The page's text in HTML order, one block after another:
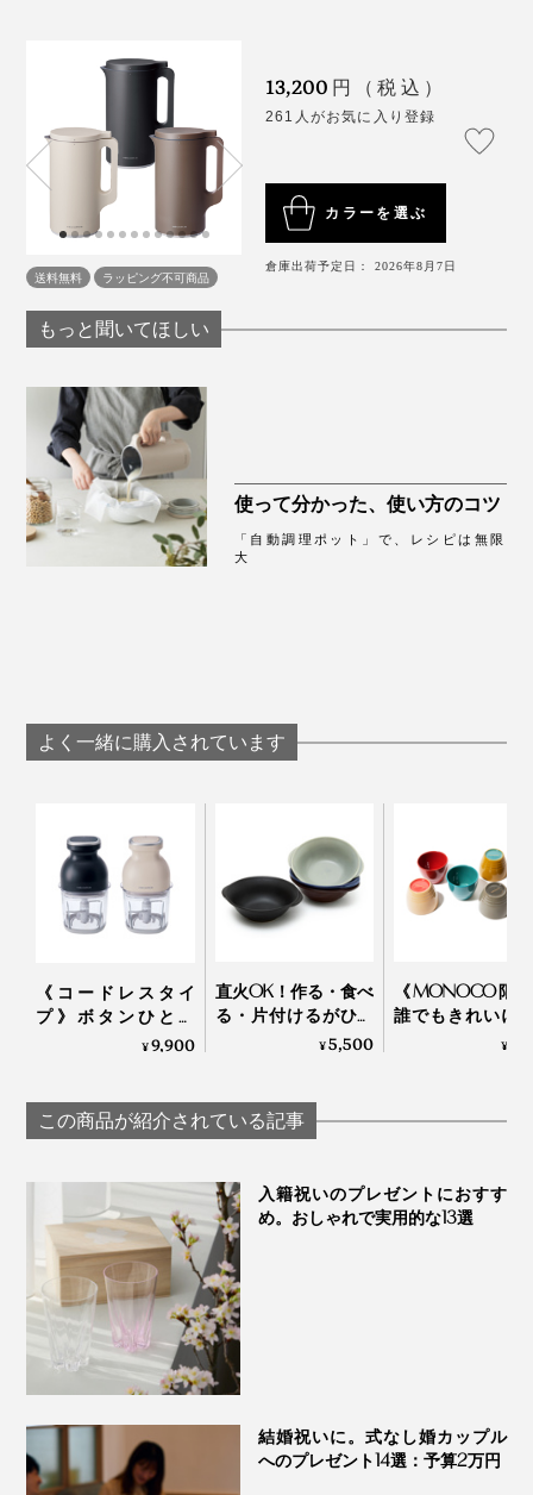
間、約75℃に温かさをキープします。
詳しい使い方のコツはこちら＞
写真はかぶの和風ポタージュ
合わせやだいたいの分量比率が分かるので、応用は無限
大。ぜひオリジナルの絶品レシピを開発してください！
＜ご購入の際の注意点＞
野菜や果物を、水分を加えずに果汁成分だけ搾り出
してジュースにすることはできません。
肉類や魚類のミンチ、野菜のみじん切り、すりおろ
し、せん切り、クラッシュアイス、かき氷はできま
せん。
硬い食品の粉砕（乾物など）、市販の硬い氷、粘り
気の強いもの、水分の少ないもの、粉類だけの使用
＜使用上の注意点＞
Max（600ml）ラインの間で使用してください。
丸洗いはできません。特にプラグ挿入口と本体の底
に水分がかからないようにしてください。
送料無料 ラッピング不可商品
13,200 円（税込）
261人がお気に入り登録
カラーを選ぶ
倉庫出荷予定日： 2026年8月7日
もっと聞いてほしい
使って分かった、使い方のコツ
「自動調理ポット」で、レシピは無限
大
よく一緒に購入されています
《コードレスタイ
プ》ボタンひとつ
で、刻む・混ぜる・
ルカッター ボンヌ」|
récolte
¥9,900
直火OK！作る・食べ
る・片付けるがひと
つで完結する「器 兼
¥5,500
《MONOCO限
誰でもきれいに
付けができる、
¥
この商品が紹介されている記事
入籍祝いのプレゼントにおすす
め。おしゃれで実用的な13選
結婚祝いに。式なし婚カップル
へのプレゼント14選：予算2万円